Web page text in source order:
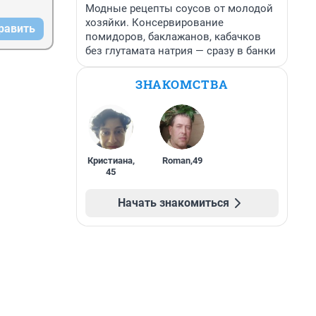
Модные рецепты соусов от молодой
хозяйки. Консервирование
помидоров, баклажанов, кабачков
без глутамата натрия — сразу в банки
ЗНАКОМСТВА
Кристиана,
45
Roman,49
Начать знакомиться